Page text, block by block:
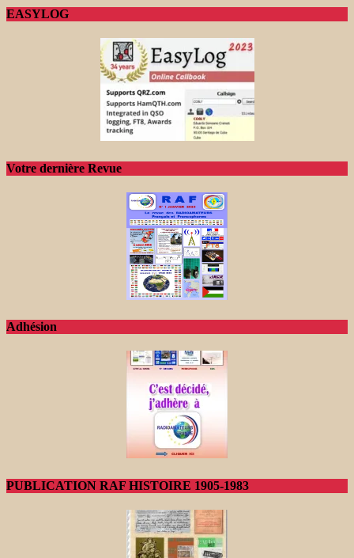
EASYLOG
Votre dernière Revue
Adhésion
PUBLICATION RAF HISTOIRE 1905-1983